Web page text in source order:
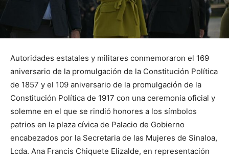
Autoridades estatales y militares conmemoraron el 169
aniversario de la promulgación de la Constitución Política
de 1857 y el 109 aniversario de la promulgación de la
Constitución Política de 1917 con una ceremonia oficial y
solemne en el que se rindió honores a los símbolos
patrios en la plaza cívica de Palacio de Gobierno
encabezados por la Secretaria de las Mujeres de Sinaloa,
Lcda. Ana Francis Chiquete Elizalde, en representación